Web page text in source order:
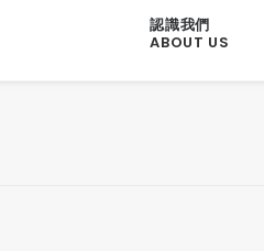
認識我們
ABOUT US